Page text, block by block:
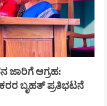
ಜಾರಿಗೆ ಆಗ್ರಹ:
ಬೃಹತ್ ಪ್ರತಿಭಟನೆ